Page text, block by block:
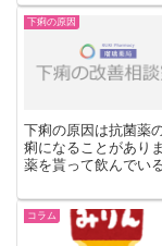
下痢の原因
下痢の原因は抗菌薬
痢になることがあり
薬を貰って飲んでい
コラム